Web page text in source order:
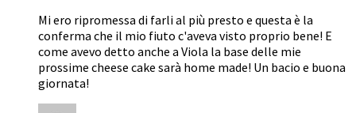
Mi ero ripromessa di farli al più presto e questa è la
conferma che il mio fiuto c'aveva visto proprio bene! E
come avevo detto anche a Viola la base delle mie
prossime cheese cake sarà home made! Un bacio e buona
giornata!